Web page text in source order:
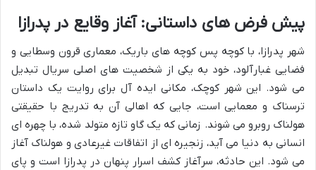
پیش فرض های داستانی: آغاز وقایع در پدرازا
شهر پدرازا، با کوچه پس کوچه های باریک، معماری قرون وسطایی و
فضایی غبارآلود، خود به یکی از شخصیت های اصلی سریال تبدیل
می شود. این شهر کوچک، مکانی ایده آل برای روایت یک داستان
ترسناک و معمایی است، جایی که اهالی آن به تدریج با حقیقتی
هولناک روبرو می شوند. زمانی که یک گاو تازه متولد شده، با چهره ای
انسانی به دنیا می آید، زنجیره ای از اتفاقات غیرعادی و هولناک آغاز
می شود. این حادثه، سرآغاز کشف اسرار پنهان در پدرازا است و پای